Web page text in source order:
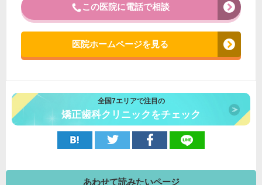
この医院に電話で相談
医院ホームページを見る
全国7エリアで注目の
矯正歯科クリニックをチェック
あわせて読みたいページ